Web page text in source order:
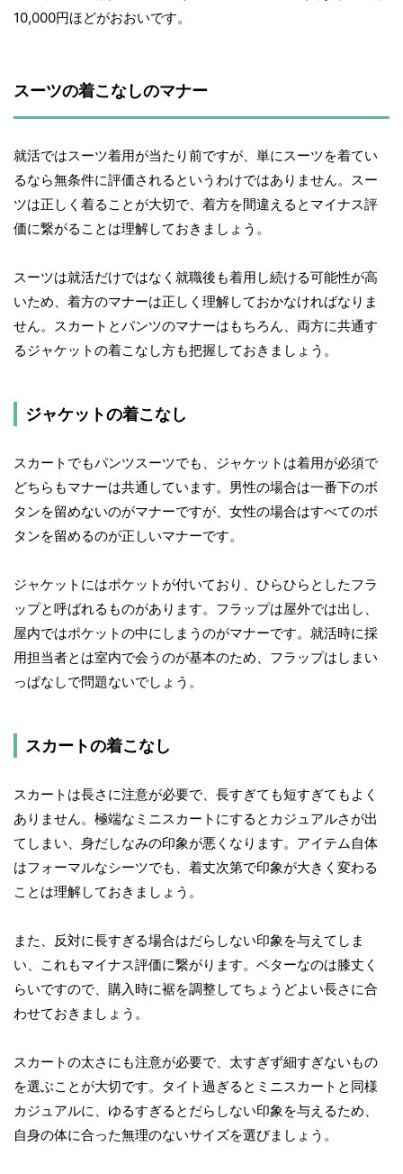
10,000円ほどがおおいです。
スーツの着こなしのマナー
就活ではスーツ着用が当たり前ですが、単にスーツを着てい
るなら無条件に評価されるというわけではありません。スー
ツは正しく着ることが大切で、着方を間違えるとマイナス評
価に繋がることは理解しておきましょう。
スーツは就活だけではなく就職後も着用し続ける可能性が高
いため、着方のマナーは正しく理解しておかなければなりま
せん。スカートとパンツのマナーはもちろん、両方に共通す
るジャケットの着こなし方も把握しておきましょう。
ジャケットの着こなし
スカートでもパンツスーツでも、ジャケットは着用が必須で
どちらもマナーは共通しています。男性の場合は一番下のボ
タンを留めないのがマナーですが、女性の場合はすべてのボ
タンを留めるのが正しいマナーです。
ジャケットにはポケットが付いており、ひらひらとしたフラ
ップと呼ばれるものがあります。フラップは屋外では出し、
屋内ではポケットの中にしまうのがマナーです。就活時に採
用担当者とは室内で会うのが基本のため、フラップはしまい
っぱなしで問題ないでしょう。
スカートの着こなし
スカートは長さに注意が必要で、長すぎても短すぎてもよく
ありません。極端なミニスカートにするとカジュアルさが出
てしまい、身だしなみの印象が悪くなります。アイテム自体
はフォーマルなシーツでも、着丈次第で印象が大きく変わる
ことは理解しておきましょう。
また、反対に長すぎる場合はだらしない印象を与えてしま
い、これもマイナス評価に繋がります。ベターなのは膝丈く
らいですので、購入時に裾を調整してちょうどよい長さに合
わせておきましょう。
スカートの太さにも注意が必要で、太すぎず細すぎないもの
を選ぶことが大切です。タイト過ぎるとミニスカートと同様
カジュアルに、ゆるすぎるとだらしない印象を与えるため、
自身の体に合った無理のないサイズを選びましょう。